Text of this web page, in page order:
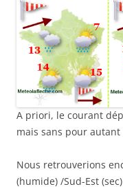
A priori, le courant
mais sans pour autant
Nous retrouverions
(humide) /Sud-Est